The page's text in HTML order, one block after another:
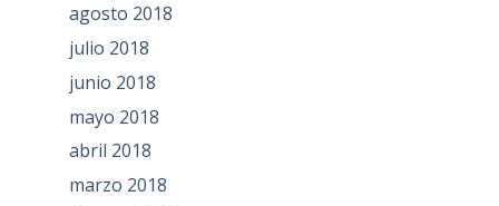
agosto 2018
julio 2018
junio 2018
mayo 2018
abril 2018
marzo 2018